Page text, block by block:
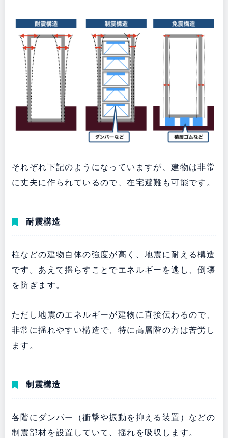
それぞれ下記のようになっていますが、建物は非常
に丈夫に作られているので、在宅避難も可能です。
耐震構造
柱などの建物自体の強度が高く、地震に耐える構造
です。あえて揺らすことでエネルギーを逃し、倒壊
を防ぎます。
ただし地震のエネルギーが建物に直接伝わるので、
非常に揺れやすい構造で、特に高層階の方は苦労し
ます。
制震構造
各階にダンパー（衝撃や振動を抑える装置）などの
制震部材を設置していて、揺れを吸収します。